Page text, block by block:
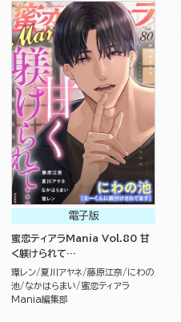
電子版
蜜恋ティアラMania Vol.80 甘
く躾けられて…
環レン 夏川アヤネ 藤原江奈
にわの
池
なかはらまい
蜜恋ティアラ
Mania編集部